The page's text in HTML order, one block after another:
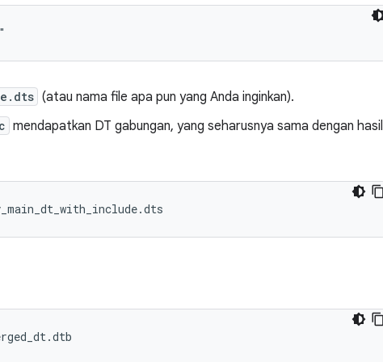
(atau nama file apa pun yang Anda inginkan).
mendapatkan DT gabungan, yang seharusnya sama dengan hasil